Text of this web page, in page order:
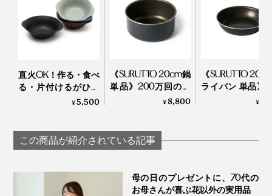
写真上「スミ イタグリル」※本品、左下「スミ トースターL 」、右下「スミ トー
スター 」
L」でも、肉・魚・野菜を焼くことができるので、使い
勝手に応じて選んでください。
直火OK！作る・食べ
る・片付けるがひと
つで完結する「器 兼
¥5,500
《SURUTTO 20cm鍋
単品》200万回の耐
摩耗性試験をクリア
¥8,800
《SURUTTO
ライパン 単品》
万回の耐摩耗性
¥
この商品が紹介されている記事
母の日のプレゼントに、70代の
お母さんが喜ぶ花以外の実用品